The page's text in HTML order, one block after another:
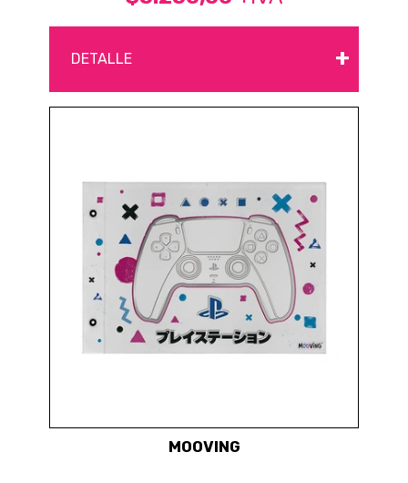
DETALLE +
MOOVING